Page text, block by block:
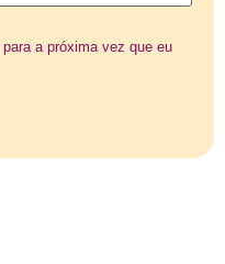
a próxima vez que eu